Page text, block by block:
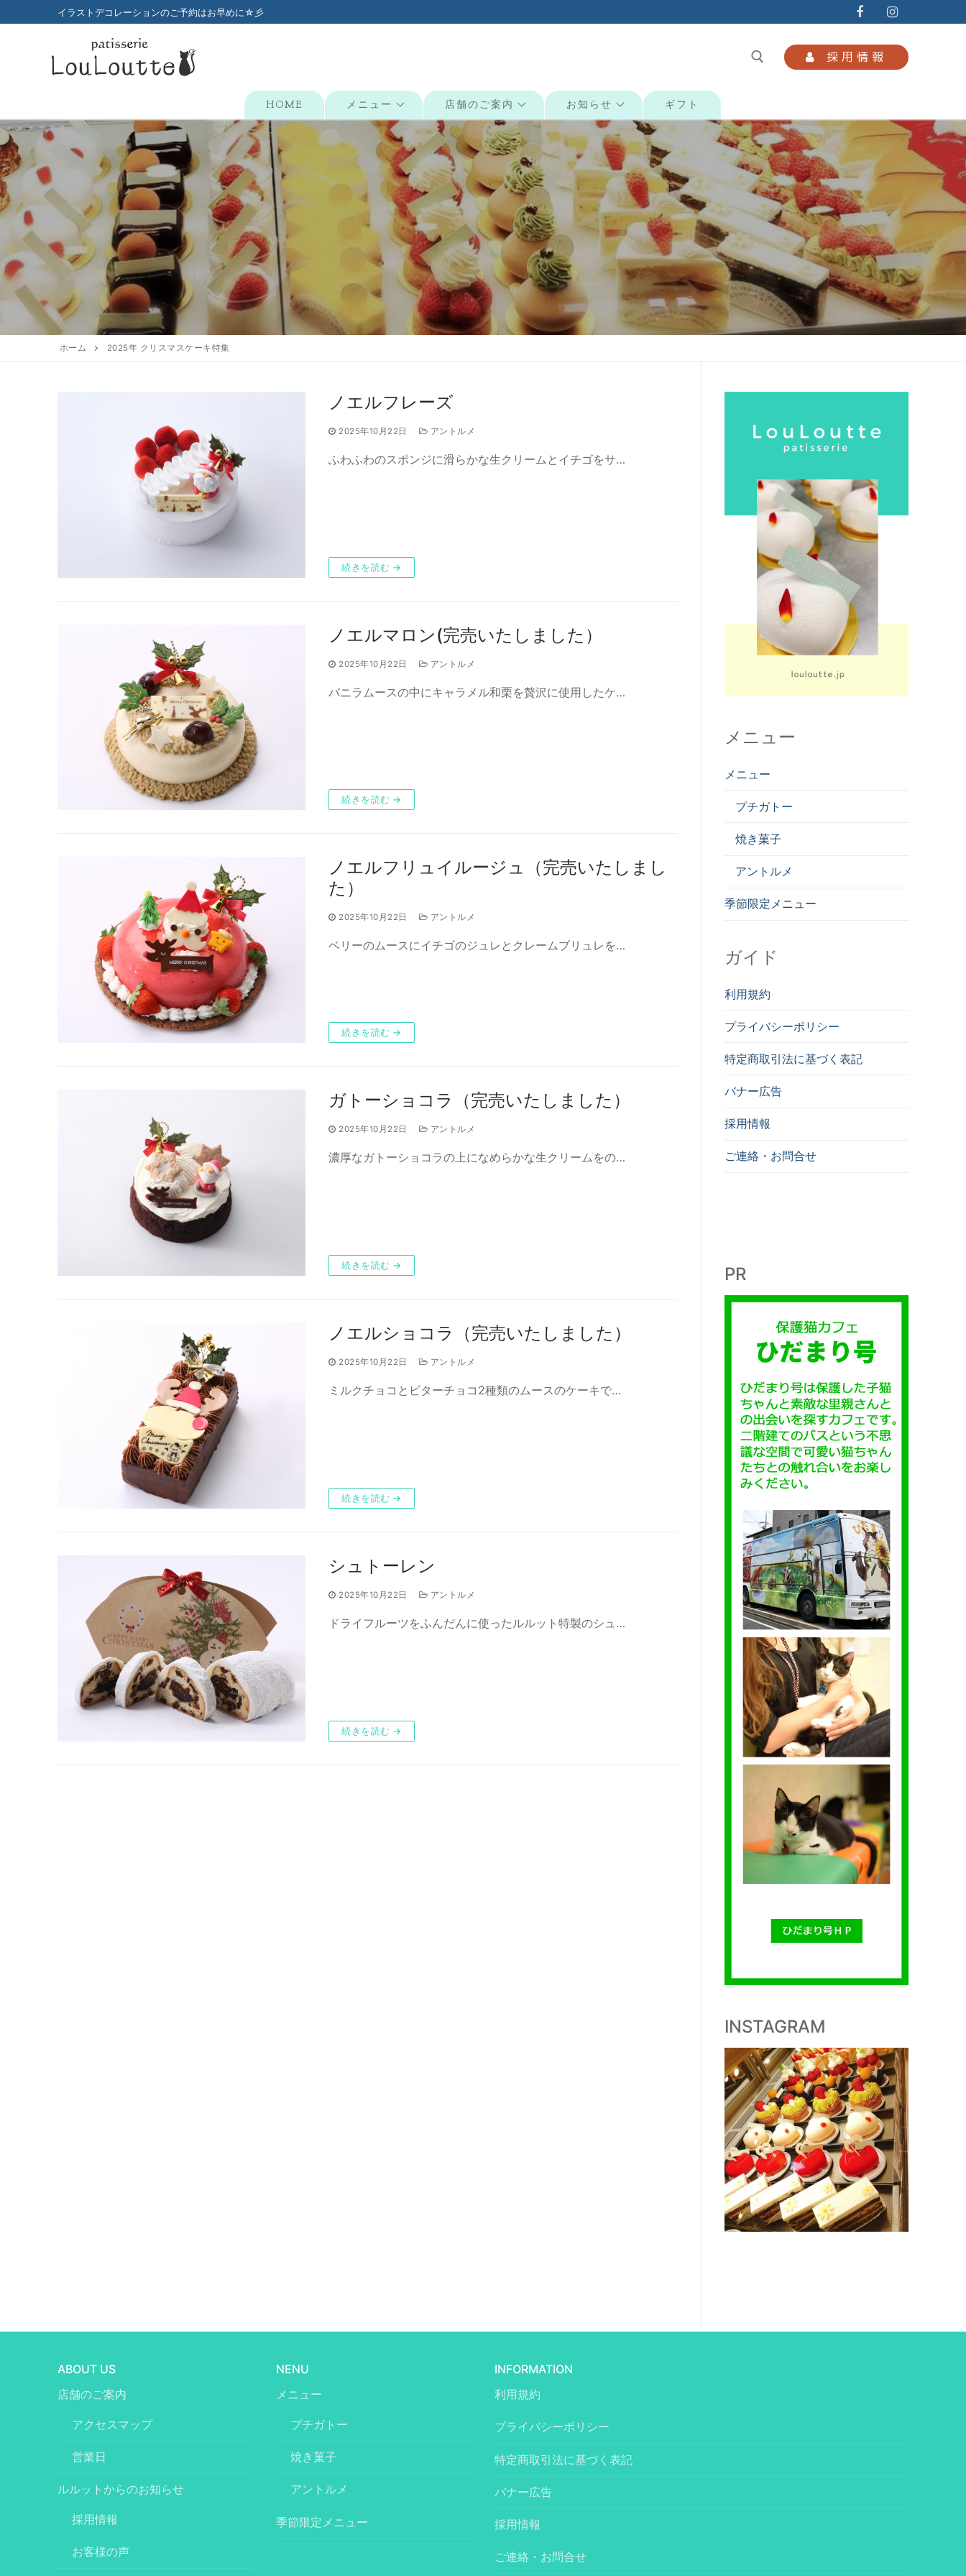
ン
ス
キ
ッ
プ
イラストデコレーションのご予約はお早めに☆彡
検索:
採用情報
HOME メニュー 店舗のご案内 お知らせ ギフト
検
索:
HOME
メニュー
プチガトー
焼き菓子
季節限定商品
店舗のご案内
アクセスマップ
ギフト
ホーム 2025年 クリスマスケーキ特集
ノエルフレーズ
2025年10月22日 アントルメ
ふわふわのスポンジに滑らかな生クリームとイチゴをサ…
続きを読む →
ノエルマロン(完売いたしました）
2025年10月22日 アントルメ
バニラムースの中にキャラメル和栗を贅沢に使用したケ…
続きを読む →
ノエルフリュイルージュ（完売いたしまし
た）
2025年10月22日 アントルメ
ベリーのムースにイチゴのジュレとクレームブリュレを…
続きを読む →
ガトーショコラ（完売いたしました）
2025年10月22日 アントルメ
濃厚なガトーショコラの上になめらかな生クリームをの…
続きを読む →
ノエルショコラ（完売いたしました）
2025年10月22日 アントルメ
ミルクチョコとビターチョコ2種類のムースのケーキで…
続きを読む →
シュトーレン
2025年10月22日 アントルメ
ドライフルーツをふんだんに使ったルルット特製のシュ…
続きを読む →
メニュー
メニュー
プチガトー
焼き菓子
アントルメ
季節限定メニュー
ガイド
利用規約
プライバシーポリシー
特定商取引法に基づく表記
バナー広告
採用情報
ご連絡・お問合せ
PR
INSTAGRAM
ABOUT US
店舗のご案内
アクセスマップ
営業日
ルルットからのお知らせ
採用情報
お客様の声
NENU
メニュー
プチガトー
焼き菓子
アントルメ
季節限定メニュー
INFORMATION
利用規約
プライバシーポリシー
特定商取引法に基づく表記
バナー広告
採用情報
ご連絡・お問合せ